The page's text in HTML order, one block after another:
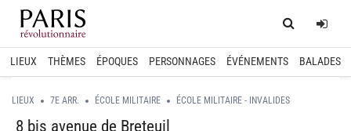
Home
LIEUX THÈMES ÉPOQUES PERSONNAGES ÉVÉNEMENTS BALADES
LIEUX 7E ARR. ÉCOLE MILITAIRE ÉCOLE MILITAIRE - INVALIDES
8 bis avenue de Breteuil